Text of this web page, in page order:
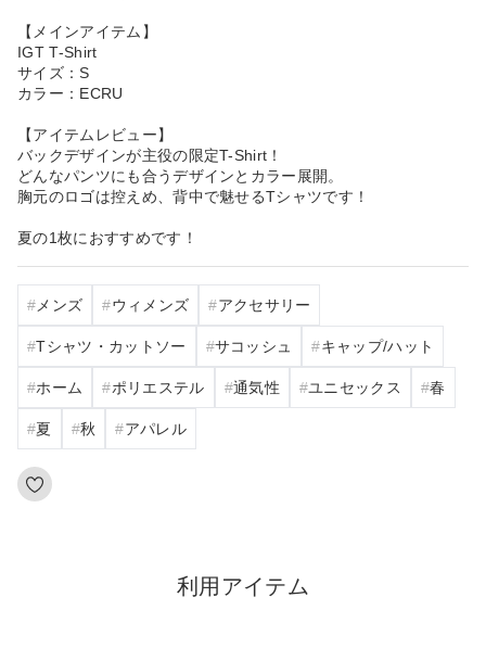
【メインアイテム】
IGT T-Shirt
サイズ：S
カラー：ECRU
【アイテムレビュー】
バックデザインが主役の限定T-Shirt！
どんなパンツにも合うデザインとカラー展開。
胸元のロゴは控えめ、背中で魅せるTシャツです！
夏の1枚におすすめです！
メンズ ウィメンズ アクセサリー
Tシャツ・カットソー サコッシュ キャップ/ハット
ホーム ポリエステル 通気性 ユニセックス 春
夏 秋 アパレル
利用アイテム